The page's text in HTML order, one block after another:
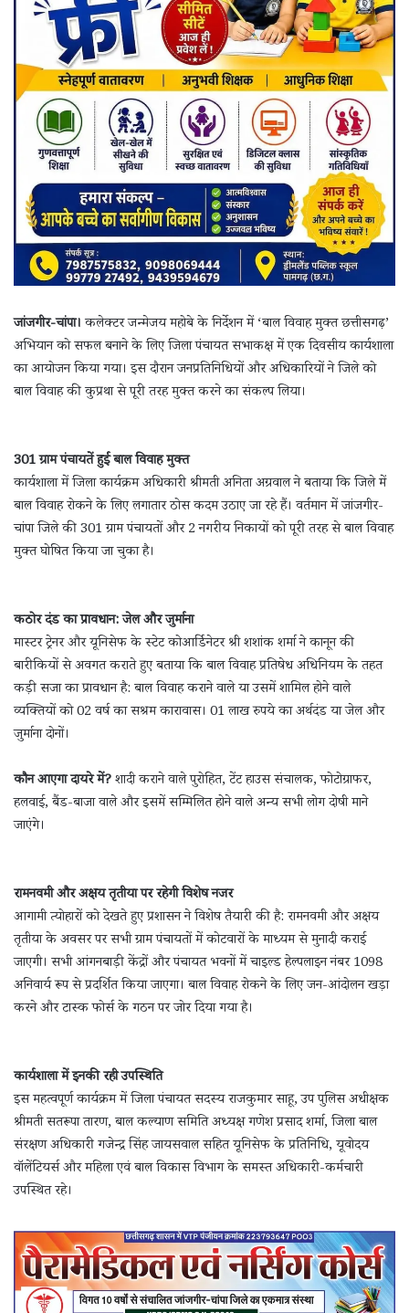
जांजगीर-चांपा।कलेक्टर जन्मेजय महोबे के निर्देशन में ‘बाल विवाह मुक्त छत्तीसगढ़’
अभियान को सफल बनाने के लिए जिला पंचायत सभाकक्ष में एक दिवसीय कार्यशाला
का आयोजन किया गया। इस दौरान जनप्रतिनिधियों और अधिकारियों ने जिले को
बाल विवाह की कुप्रथा से पूरी तरह मुक्त करने का संकल्प लिया।
301 ग्राम पंचायतें हुईं बाल विवाह मुक्त
कार्यशाला में जिला कार्यक्रम अधिकारी श्रीमती अनिता अग्रवाल ने बताया कि जिले में
बाल विवाह रोकने के लिए लगातार ठोस कदम उठाए जा रहे हैं। वर्तमान में जांजगीर-
चांपा जिले की 301 ग्राम पंचायतों और 2 नगरीय निकायों को पूरी तरह से बाल विवाह
मुक्त घोषित किया जा चुका है।
कठोर दंड का प्रावधान: जेल और जुर्माना
मास्टर ट्रेनर और यूनिसेफ के स्टेट कोआर्डिनेटर श्री शशांक शर्मा ने कानून की
बारीकियों से अवगत कराते हुए बताया कि बाल विवाह प्रतिषेध अधिनियम के तहत
कड़ी सजा का प्रावधान है: बाल विवाह कराने वाले या उसमें शामिल होने वाले
व्यक्तियों को 02 वर्ष का सश्रम कारावास। 01 लाख रुपये का अर्थदंड या जेल और
जुर्माना दोनों।
कौन आएगा दायरे में?शादी कराने वाले पुरोहित, टेंट हाउस संचालक, फोटोग्राफर,
हलवाई, बैंड-बाजा वाले और इसमें सम्मिलित होने वाले अन्य सभी लोग दोषी माने
जाएंगे।
रामनवमी और अक्षय तृतीया पर रहेगी विशेष नजर
आगामी त्योहारों को देखते हुए प्रशासन ने विशेष तैयारी की है: रामनवमी और अक्षय
तृतीया के अवसर पर सभी ग्राम पंचायतों में कोटवारों के माध्यम से मुनादी कराई
जाएगी। सभी आंगनबाड़ी केंद्रों और पंचायत भवनों में चाइल्ड हेल्पलाइन नंबर 1098
अनिवार्य रूप से प्रदर्शित किया जाएगा। बाल विवाह रोकने के लिए जन-आंदोलन खड़ा
करने और टास्क फोर्स के गठन पर जोर दिया गया है।
कार्यशाला में इनकी रही उपस्थिति
इस महत्वपूर्ण कार्यक्रम में जिला पंचायत सदस्य राजकुमार साहू, उप पुलिस अधीक्षक
श्रीमती सतरूपा तारण, बाल कल्याण समिति अध्यक्ष गणेश प्रसाद शर्मा, जिला बाल
संरक्षण अधिकारी गजेन्द्र सिंह जायसवाल सहित यूनिसेफ के प्रतिनिधि, यूवोदय
वॉलेंटियर्स और महिला एवं बाल विकास विभाग के समस्त अधिकारी-कर्मचारी
उपस्थित रहे।